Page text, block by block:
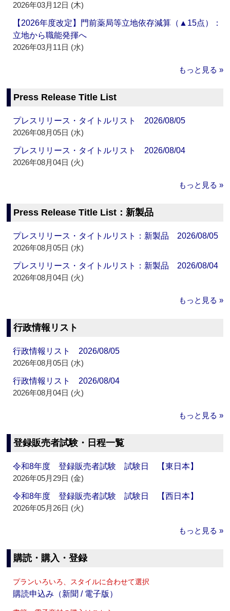
2026年03月12日 (木)
【2026年度改定】門前薬局等立地依存減算（▲15点）：
立地から職能発揮へ
2026年03月11日 (水)
もっと見る »
Press Release Title List
プレスリリース・タイトルリスト 2026/08/05
2026年08月05日 (水)
プレスリリース・タイトルリスト 2026/08/04
2026年08月04日 (火)
もっと見る »
Press Release Title List：新製品
プレスリリース・タイトルリスト：新製品 2026/08/05
2026年08月05日 (水)
プレスリリース・タイトルリスト：新製品 2026/08/04
2026年08月04日 (火)
もっと見る »
行政情報リスト
行政情報リスト 2026/08/05
2026年08月05日 (水)
行政情報リスト 2026/08/04
2026年08月04日 (火)
もっと見る »
登録販売者試験・日程一覧
令和8年度 登録販売者試験 試験日 【東日本】
2026年05月29日 (金)
令和8年度 登録販売者試験 試験日 【西日本】
2026年05月26日 (火)
もっと見る »
購読・購入・登録
プランいろいろ、スタイルに合わせて選択
購読申込み（新聞 / 電子版）